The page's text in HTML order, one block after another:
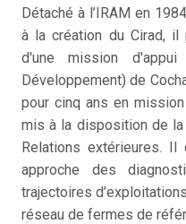
Détaché à l’IRAM en
à la création du Cirad,
d'une mission
Développement) de
pour cinq ans en
mis à la disposition de
Relations extérieures.
approche des
trajectoires
réseau de fermes de